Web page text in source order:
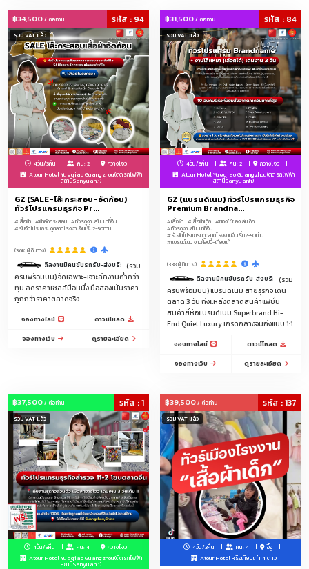
ดินสอ/กระเป๋าใส่เครื่องเขียน/สมุดวาดภาพ/สเก็ตช์บุ๊ก/ชุดเครื่องเขียนเป็นเซ็ต
เครื่องมือของใช้การเกษตร/บัวรดน้ำ/สายยาง/ข้อต่อสายยาง/บัวสเปรย์/ถังพ่น
ยา/กรรไกรตัดกิ่ง/เลื่อยตัดกิ่ง/ถุงมือทำสวน/ตาข่ายกันแมลง/เชือกฟาง/พลาสติก
คลุมดิน/กระถางพลาสติก/กระถางดินเผา/เครื่องพรวนดินมือ/เสียม/จอบ/บัวรดน้ำ
ต้นไม้แบบกด/ขวดพ่นละอองน้ำ/กระติกน้ำเกษตร
ปรับสินค้าตามธุรกิจองค์กรคุณ (Customized Business) กรุณาแจ้งประเภทสินค้า
ก่อนทำการจอง
เฟอร์นิเจอร์จีน, เฟอร์นิเจอร์หรู, เฟอร์นิเจอร์โครงการ, เฟอร์นิเจอร์ตกแต่งบ้าน,
เฟอร์นิเจอร์โรงแรม, เฟอร์นิเจอร์รีสอร์ท, เฟอร์นิเจอร์ออฟฟิศ, เฟอร์นิเจอร์ร้าน
กาแฟ, โซฟา, โต๊ะกินข้าว, โต๊ะกลาง, เก้าอี้, เตียงนอน, ตู้เสื้อผ้า, เฟอร์นิเจอร์บิวท์อิน,
เคาน์เตอร์
โคมไฟจีน, โคมไฟหรู, โคมไฟแชนเดอเรีย, โคมไฟตกแต่งบ้าน, โคมไฟโรงแรม, โคม
ไฟรีสอร์ท, โคมไฟเพดาน, โคมไฟติดผนัง, โคมไฟตั้งพื้น, โคมไฟตั้งโต๊ะ, โคมไฟ
ระย้า, โคมไฟโมเดิร์น, โคมไฟวินเทจ, โคมไฟคริสตัล, โคมไฟLED, ดาวน์ไลท์, โคมไฟ
โครงการ, ไฟสนาม, ไฟตกแต่งภายนอก, โคมไฟ
แบรนด์เนม งานก้อปปี้-เทียบแท้
฿34,500/ ต่อท่าน
รวม VAT แล้ว
รหัส : 94
4วัน/3คืน คน: 2
กวางโจว
Atour Hotel Yueqiao Guangzhou(ติดรถไฟฟ้า
สถานีSanyuanli)
GZ (SALE-โล๊ะกระสอบ-อัดก้อน)
ทัวร์โปรแกรมธุรกิจ Pr...
#เสื้อผ้า #ผ้าอัดกระสอบ #ทัวร์ดูงานสัมมนาที่จีน
#รับจัดโปรแกรมดูตลาดโรงงานจีนเริ่ม2-50ท่าน
(3.6K ผู้เดินทาง)
ดีลงานมีคนขับรถรับ-ส่งบริการ 1 วัน
(รวม
ครบพร้อมบิน) จัดเฉพาะ-เจาะลึกงานต่ำกว่า
ทุน ลดราคาเซลล์มือหนึ่ง มือสองเน้นราคา
ถูกกว่าราคาตลาดจริง
จองทางไลน์
ดาวน์โหลด
จองทางเว็บ
ดูรายละเอียด
฿31,500/ ต่อท่าน
รวม VAT แล้ว
รหัส : 84
4วัน/3คืน คน: 2
กวางโจว
Atour Hotel Yueqiao Guangzhou(ติดรถไฟฟ้า
สถานีSanyuanli)
GZ (แบรนด์เนม) ทัวร์โปรแกรมธุรกิจ
Premium Brandna...
#เสื้อผ้า #เสื้อผ้าเด็ก #ของใช้ของเล่นเด็ก
#ทัวร์ดูงานสัมมนาที่จีน
#รับจัดโปรแกรมดูตลาดโรงงานจีนเริ่ม2-50ท่าน
#แบรนด์เนม งานก้อปปี้-เทียบแท้
(338 ผู้เดินทาง)
วันที่สองของการดีลงานมีคนขับรถรับ-ส่งบริการ 1 วัน
(รวม
ครบพร้อมบิน) แบรนด์เนม สายธุรกิจ เดิน
ตลาด 3 วัน ถึงแหล่งตลาดสินค้าแฟชั่น
สินค้ายี่ห้อแบรนด์เนม Superbrand Hi-
End Quiet Luxury เกรดกลางจนถึงแบบ 1:1
จองทางไลน์
ดาวน์โหลด
จองทางเว็บ
ดูรายละเอียด
฿37,500/ ต่อท่าน
รวม VAT แล้ว
รหัส : 1
4วัน/3คืน คน: 4
กวางโจว
Atour Hotel Yueqiao Guangzhou(ติดรถไฟฟ้า
สถานีSanyuanli)
฿39,500/ ต่อท่าน
รวม VAT แล้ว
รหัส : 137
4วัน/3คืน คน: 4
อี้อู
Atour Hotel หรือเทียบเท่า 4 ดาว